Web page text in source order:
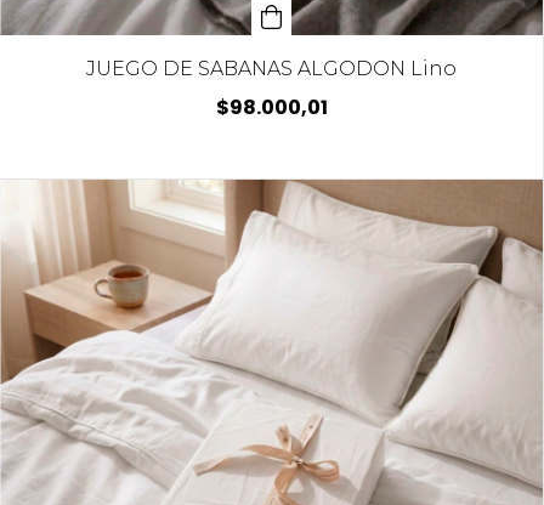
JUEGO DE SABANAS ALGODON Lino
$98.000,01